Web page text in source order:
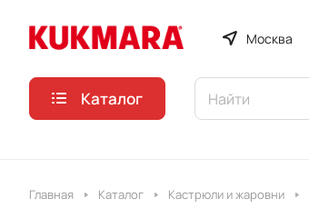
Москва
Каталог
Главная Каталог Кастрюли и жаровни